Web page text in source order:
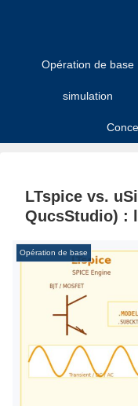
Opération de base
simulation
LTspice vs.
QucsStudio) :
Opération de base